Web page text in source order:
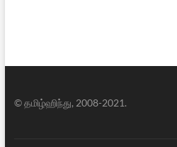
© தமிழ்ஹிந்து, 2008-2021.